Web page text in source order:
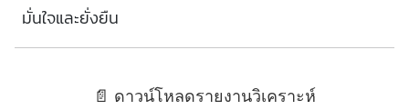
มั่นใจและยั่งยืน
📄 ดาวน์โหลดรายงานวิเคราะห์